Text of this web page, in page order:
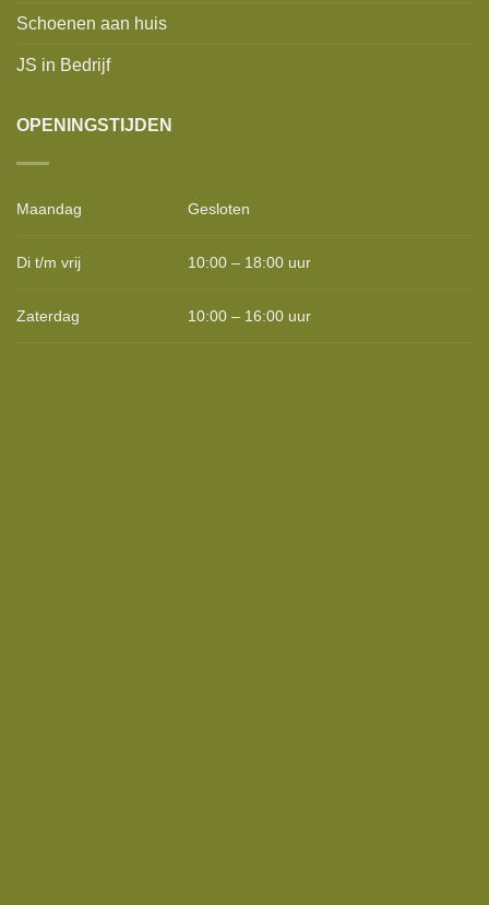
Schoenen aan huis
JS in Bedrijf
OPENINGSTIJDEN
Maandag Gesloten
Di t/m vrij 10:00 – 18:00 uur
Zaterdag 10:00 – 16:00 uur